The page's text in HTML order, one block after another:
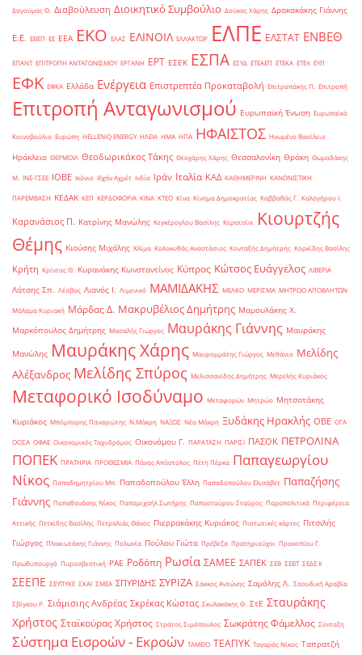
Δαγούμας Θ. Διαβούλευση Διοικητικό Συμβούλιο Δούκας Χάρης Δρακακάκης Γιάννης
Ε.Ε. ΕΒΕΠ ΕΕ ΕΕΑ ΕΚΟ ΕΛΑΣ ΕΛΙΝΟΙΛ ΕΛΛΑΚΤΩΡ ΕΛΠΕ ΕΛΣΤΑΤ ΕΝΒΕΘ
ΕΠΑΝΤ ΕΠΙΤΡΟΠΗ ΑΝΤΑΓΩΝΙΣΜΟΥ ΕΡΓΑΝΗ ΕΡΤ ΕΣΕΚ ΕΣΠΑ ΕΣΥΔ ΕΤΕΑΕΠ ΕΤΕΚΑ ΕΤΕπ ΕΥΠ
ΕΦΚ ΕΦΚΑ Ελλάδα Ενέργεια Επιστρεπτέα Προκαταβολή Επιτροπάκης Π. Επιτροπή
Επιτροπή Ανταγωνισμού Ευρωπαϊκή Ένωση Ευρωπαϊκό
Κοινοβούλιο Ευρώπη ΗELLENiQ ENERGY ΗΛΕΙΑ ΗΜΑ ΗΠΑ ΗΦΑΙΣΤΟΣ Ηνωμένο Βασίλειο
Ηράκλειο ΘΕΡΜΟΙΛ Θεοδωρικάκος Τάκης Θεοχάρης Χάρης Θεσσαλονίκη Θράκη Θωμαδάκης
Μ. ΙΝΕ-ΓΣΕΕ ΙΟΒΕ Ικόνιο Ιλχάν Αχμέτ Ινδία Ιράν Ιταλία ΚΑΔ ΚΑΘΗΜΕΡΙΝΗ ΚΑΝΟΝΙΣΤΙΚΗ
ΠΑΡΕΜΒΑΣΗ ΚΕΔΑΚ ΚΕΠ ΚΕΡΔΟΦΟΡΙΑ ΚΙΝΑ ΚΤΕΟ Κίνα Κίνημα Δημοκρατίας Καββαθάς Γ. Καλογήρου Ι.
Καρανάσιος Π. Κατρίνης Μανώλης Κεγκέρογλου Βασίλης Κερατσίνι
Κιουρτζής
Θέμης Κιούσης Μιχάλης Κλίμα Κολοκυθάς Αναστάσιος Κονταξής Δημήτρης Κορκίδης Βασίλης
Κρήτη Κρίντας Θ. Κυρανάκης Κωνσταντίνος Κύπρος Κώτσος Ευάγγελος ΛΙΒΕΡΙΑ
Λάτσης Σπ. Λέσβος Λιανός Ι. Λιμενικό ΜΑΜΙΔΑΚΗΣ ΜΕΛΚΟ ΜΕΡΙΣΜΑ ΜΗΤΡΩΟ ΑΠΟΒΛΗΤΩΝ
Μάλαμα Κυριακή Μάρδας Δ. Μακρυβέλιος Δημήτρης Μαμουλάκης Χ.
Μαρκόπουλος Δημήτρης Μασαλής Γιώργος Μαυράκης Γιάννης Μαυράκης
Μανώλης Μαυράκης Χάρης Μαυρομμάτης Γιώργος Μεθάνιο Μελίδης
Αλέξανδρος Μελίδης Σπύρος Μελισσανίδης Δημήτρης Μερελής Κυριάκος
Μεταφορικό Ισοδύναμο Μεταφορών Μητρώο Μητσοτάκης
Κυριάκος Μπόμπορης Παναγιώτης Ν.Μάκρη ΝΑΞΟΣ Νέα Μάκρη Ξυδάκης Ηρακλής ΟΒΕ ΟΓΑ
ΟΟΣΑ ΟΦΑΕ Οικονομικός Ταχυδρόμος Οικονόμου Γ. ΠΑΡΑΤΑΣΗ ΠΑΡΙΣΙ ΠΑΣΟΚ ΠΕΤΡΟΛΙΝΑ
ΠΟΠΕΚ ΠΡΑΤΗΡΙΑ ΠΡΟΘΕΣΜΙΑ Πάνας Απόστολος Πέτη Πέρκα Παπαγεωργίου
Νίκος Παπαδημητρίου Μπ. Παπαδοπούλου Έλλη Παπαδοπούλου Ελισάβετ Παπαζήσης
Γιάννης Παπαθανάσης Νίκος Παπαμιχαήλ Σωτήρης Παπασταύρου Σταύρος Παραπολιτικά Περιφέρεια
Αττικής Πετκίδης Βασίλης Πετραλιάς Θάνος Πιερρακάκης Κυριάκος Πιστωτικές κάρτες Πιτσιλής
Γιώργος Πλακιωτάκης Γιάννης Πολωνία Πούλου Γιώτα Πρέβεζα Πρατηριούχοι Προκοπίου Γ.
Πρωθυπουργό Πυροσβεστική ΡΑΕ Ροδόπη Ρωσία ΣΑΜΕΕ ΣΑΠΕΚ ΣΕΒ ΣΕΒΤ ΣΕΔΕ ΙΙ
ΣΕΕΠΕ ΣΕΥΠΥΚΕ ΣΚΑΙ ΣΜΕΑ ΣΠΥΡΙΔΗΣ ΣΥΡΙΖΑ Σάκκος Αντώνης Σαμόλης Λ. Σαουδική Αραβία
Σβίγκου Ρ. Σιάμισιης Ανδρέας Σκρέκας Κώστας Σκυλακάκης Θ. ΣτΕ Σταυράκης
Χρήστος Σταϊκούρας Χρήστος Στράτος Σιμόπουλος Σωκράτης Φάμελλος Σύνταξη
Σύστημα Εισροών - Εκροών ΤΑΜΕΙΟ ΤΕΑΠΥΚ Ταγαράς Νίκος Ταπρατζή